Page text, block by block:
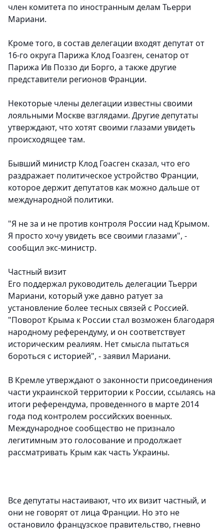
член комитета по иностранным делам Тьерри
Мариани.
Кроме того, в состав делегации входят депутат от
16-го округа Парижа Клод Гоазген, сенатор от
Парижа Ив Поззо ди Борго, а также другие
представители регионов Франции.
Некоторые члены делегации известны своими
лояльными Москве взглядами. Другие депутаты
утверждают, что хотят своими глазами увидеть
происходящее там.
Бывший министр Клод Гоасген сказал, что его
раздражает политическое устройство Франции,
которое держит депутатов как можно дальше от
международной политики.
"Я не за и не против контроля России над Крымом.
Я просто хочу увидеть все своими глазами", -
сообщил экс-министр.
Частный визит
Его поддержал руководитель делегации Тьерри
Мариани, который уже давно ратует за
установление более тесных связей с Россией.
"Поворот Крыма к России стал возможен благодаря
народному референдуму, и он соответствует
историческим реалиям. Нет смысла пытаться
бороться с историей", - заявил Мариани.
В Кремле утверждают о законности присоединения
части украинской территории к России, ссылаясь на
итоги референдума, проведенного в марте 2014
года под контролем российских военных.
Международное сообщество не признало
легитимным это голосование и продолжает
рассматривать Крым как часть Украины.
Все депутаты настаивают, что их визит частный, и
они не говорят от лица Франции. Но это не
остановило французское правительство, гневно